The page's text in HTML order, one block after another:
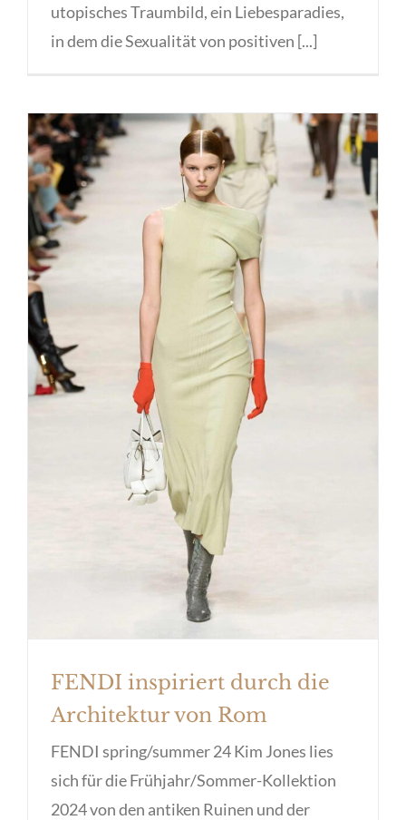
utopisches Traumbild, ein Liebesparadies,
in dem die Sexualität von positiven [...]
FENDI inspiriert durch die
Architektur von Rom
FENDI inspiriert durch die
Architektur von Rom
FENDI spring/summer 24 Kim Jones lies
sich für die Frühjahr/Sommer-Kollektion
2024 von den antiken Ruinen und der